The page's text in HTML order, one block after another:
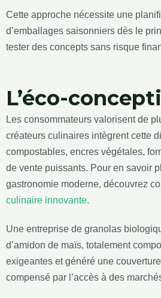
Cette approche nécessite une
d’emballages saisonniers dès le
tester des concepts sans risque
L’éco-
Les consommateurs valorisent de
créateurs culinaires intègrent cette
compostables, encres végétales,
de vente puissants. Pour en savoir
gastronomie moderne, découvrez
culinaire innovante.
Une entreprise de granolas
d’amidon de maïs, totalement
exigeantes et généré une
compensé par l’accès à des